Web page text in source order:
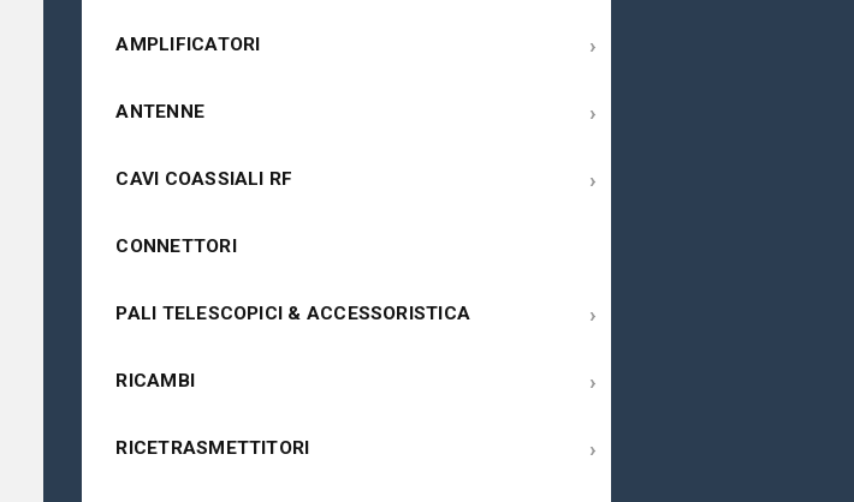
AMPLIFICATORI ›
ANTENNE ›
CAVI COASSIALI RF ›
CONNETTORI
PALI TELESCOPICI & ACCESSORISTICA ›
RICAMBI ›
RICETRASMETTITORI ›